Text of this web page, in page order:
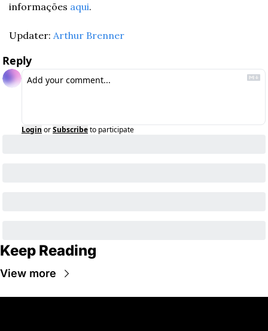
informações aqui.
Updater: Arthur Brenner
Reply
Login orSubscribeto participate
Keep Reading
View more